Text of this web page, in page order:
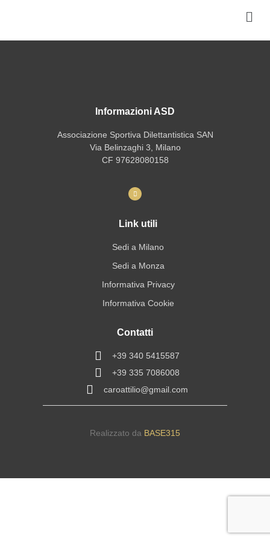
Informazioni ASD
Associazione Sportiva Dilettantistica SAN
Via Belinzaghi 3, Milano
CF 97628080158
Link utili
Sedi a Milano
Sedi a Monza
Informativa Privacy
Informativa Cookie
Contatti
+39 340 5415587
+39 335 7086008
caroattilio@gmail.com
Realizzato da BASE315